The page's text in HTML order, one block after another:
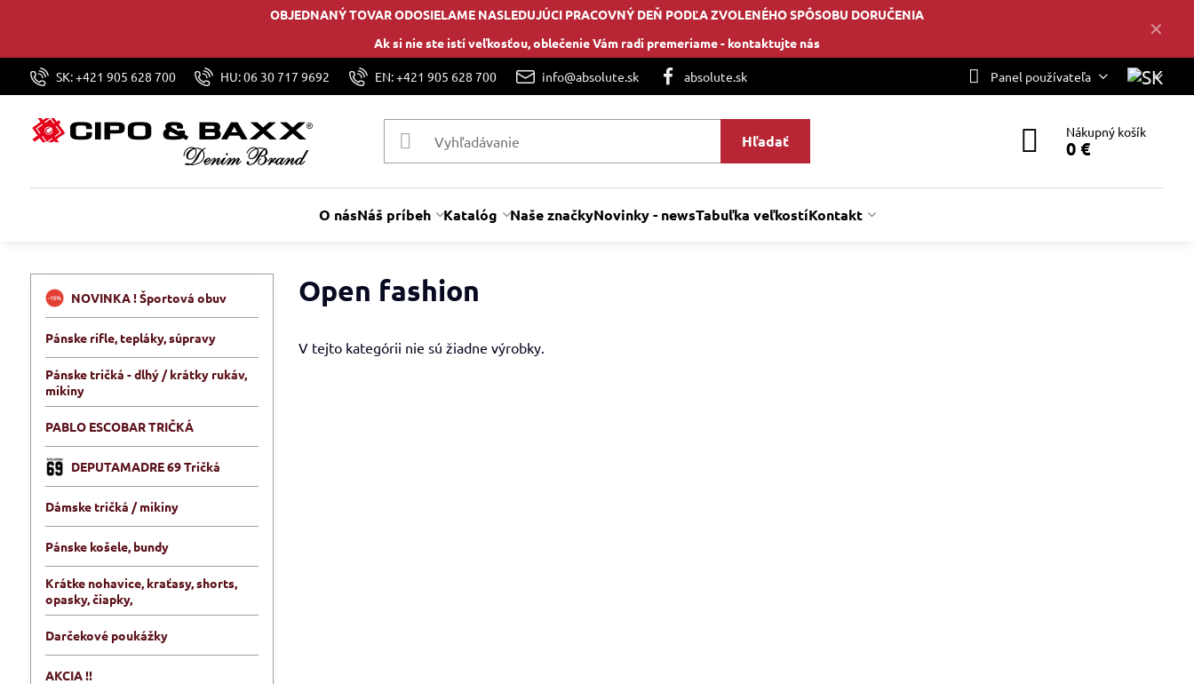
✕
OBJEDNANÝ TOVAR ODOSIELAME NASLEDUJÚCI PRACOVNÝ DEŇ PODĽA ZVOLENÉHO SPÔSOBU DORUČENIA
Ak si nie ste istí veľkosťou, oblečenie Vám radi premeriame - kontaktujte nás
SK: +421 905 628 700 HU: 06 30 717 9692 EN: +421 905 628 700 info@absolute.sk absolute.sk Panel používateľa
Hľadať Nákupný košík
0 €
O násNáš príbeh Katalóg Naše značkyNovinky - newsTabuľka veľkostíKontakt
Open fashion
V tejto kategórii nie sú žiadne výrobky.
NOVINKA ! Športová obuv
Pánske rifle, tepláky, súpravy
Pánske tričká - dlhý / krátky rukáv,
mikiny
PABLO ESCOBAR TRIČKÁ
DEPUTAMADRE 69 Tričká
Dámske tričká / mikiny
Pánske košele, bundy
Krátke nohavice, kraťasy, shorts,
opasky, čiapky,
Darčekové poukážky
AKCIA !!